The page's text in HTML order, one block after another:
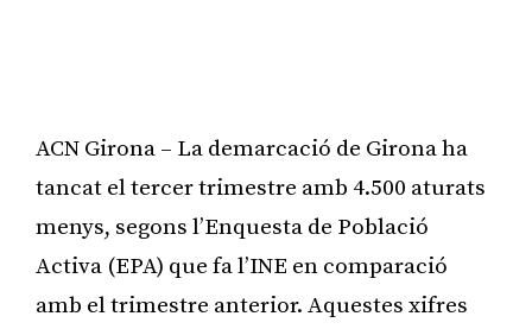
ACN Girona – La demarcació de Girona ha
tancat el tercer trimestre amb 4.500 aturats
menys, segons l’Enquesta de Població
Activa (EPA) que fa l’INE en comparació
amb el trimestre anterior. Aquestes xifres